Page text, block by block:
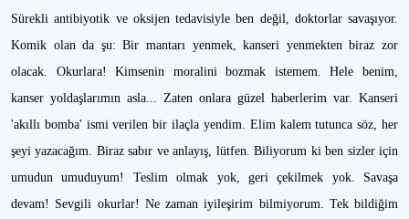
Sürekli antibiyotik ve oksijen tedavisiyle ben değil, doktorlar savaşıyor.
Komik olan da şu: Bir mantarı yenmek, kanseri yenmekten biraz zor
olacak. Okurlara! Kimsenin moralini bozmak istemem. Hele benim,
kanser yoldaşlarımın asla... Zaten onlara güzel haberlerim var. Kanseri
'akıllı bomba' ismi verilen bir ilaçla yendim. Elim kalem tutunca söz, her
şeyi yazacağım. Biraz sabır ve anlayış, lütfen. Biliyorum ki ben sizler için
umudun umuduyum! Teslim olmak yok, geri çekilmek yok. Savaşa
devam! Sevgili okurlar! Ne zaman iyileşirim bilmiyorum. Tek bildiğim